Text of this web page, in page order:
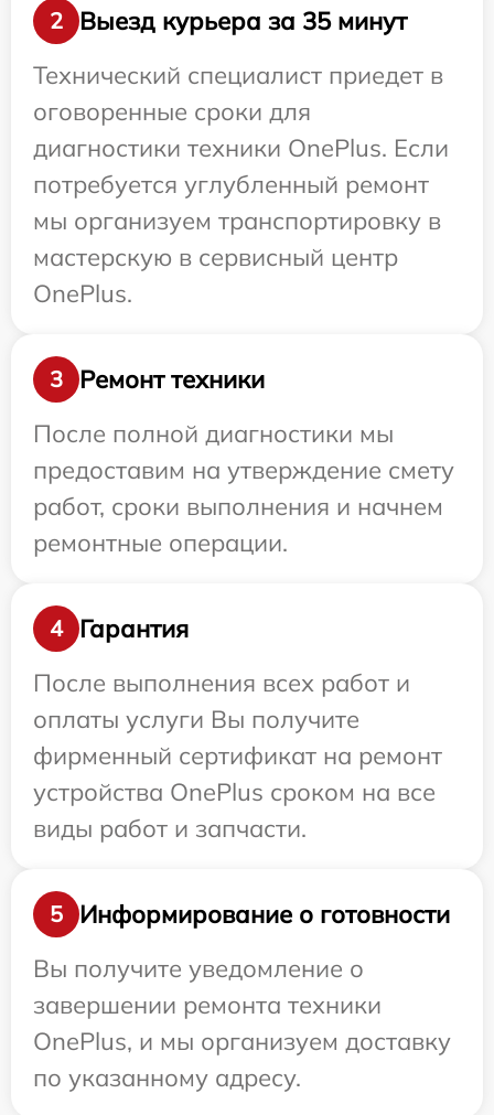
2
Выезд курьера за 35 минут
Технический специалист приедет в
оговоренные сроки для
диагностики техники OnePlus. Если
потребуется углубленный ремонт
мы организуем транспортировку в
мастерскую в сервисный центр
OnePlus.
3
Ремонт техники
После полной диагностики мы
предоставим на утверждение смету
работ, сроки выполнения и начнем
ремонтные операции.
4
Гарантия
После выполнения всех работ и
оплаты услуги Вы получите
фирменный сертификат на ремонт
устройства OnePlus сроком на все
виды работ и запчасти.
5
Информирование о готовности
Вы получите уведомление о
завершении ремонта техники
OnePlus, и мы организуем доставку
по указанному адресу.